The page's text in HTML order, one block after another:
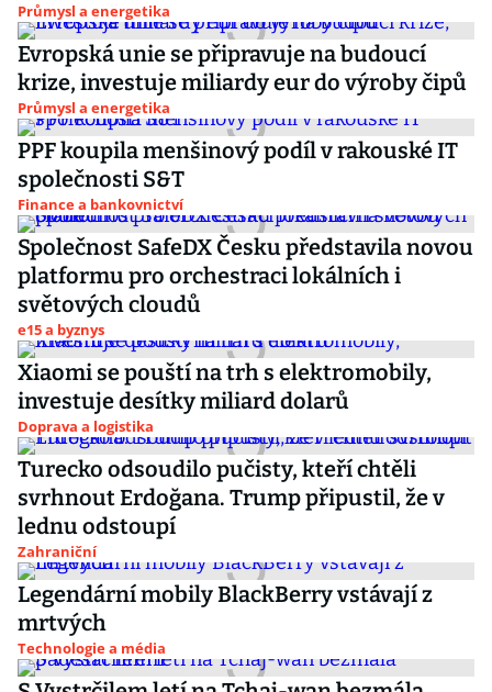
Průmysl a energetika
Evropská unie se připravuje na budoucí
krize, investuje miliardy eur do výroby čipů
Průmysl a energetika
PPF koupila menšinový podíl v rakouské IT
společnosti S&T
Finance a bankovnictví
Společnost SafeDX Česku představila novou
platformu pro orchestraci lokálních i
světových cloudů
e15 a byznys
Xiaomi se pouští na trh s elektromobily,
investuje desítky miliard dolarů
Doprava a logistika
Turecko odsoudilo pučisty, kteří chtěli
svrhnout Erdoğana. Trump připustil, že v
lednu odstoupí
Zahraniční
Legendární mobily BlackBerry vstávají z
mrtvých
Technologie a média